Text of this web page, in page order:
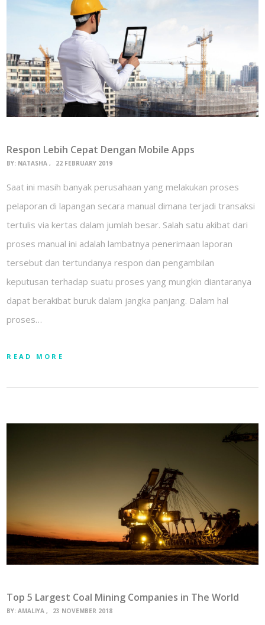
Respon Lebih Cepat Dengan Mobile Apps
BY: NATASHA 22 FEBRUARY 2019
Saat ini masih banyak perusahaan yang melakukan proses
pelaporan di lapangan secara manual dimana terjadi transaksi
tertulis via kertas dalam jumlah besar. Salah satu akibat dari
proses manual ini adalah lambatnya penerimaan laporan
tersebut dan tertundanya respon dan pengambilan
keputusan terhadap suatu proses yang mungkin diantaranya
dapat berakibat buruk dalam jangka panjang. Dalam hal
proses…
READ MORE
Top 5 Largest Coal Mining Companies in The World
BY:AMALIYA 23 NOVEMBER 2018